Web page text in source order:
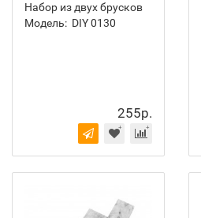
Набор из двух брусков
Модель: DIY 0130
255р.